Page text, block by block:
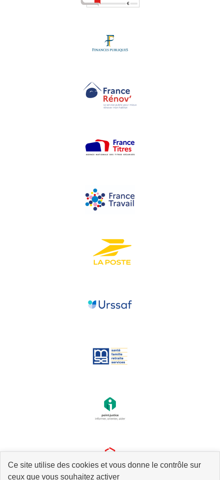
Ce site utilise des cookies et vous donne le contrôle sur
ceux que vous souhaitez activer